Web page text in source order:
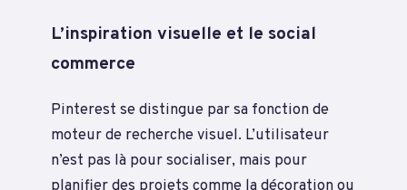
L’inspiration visuelle et le social
commerce
Pinterest se distingue par sa fonction de
moteur de recherche visuel. L’utilisateur
n’est pas là pour socialiser, mais pour
planifier des projets comme la décoration ou